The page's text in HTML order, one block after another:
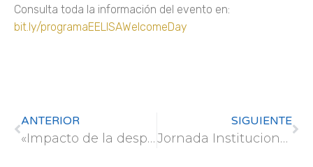
Consulta toda la información del evento en:
bit.ly/programaEELISAWelcomeDay
ANTERIOR
«Impacto de la despoblación en los incendios forestales en España: distribución de la escuela primaria como posible indicador socioeconómico»
SIGUIENTE
Jornada Institucional 25N